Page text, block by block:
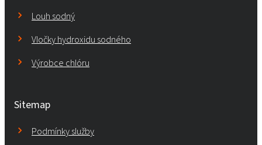
Louh sodný
Vločky hydroxidu sodného
Výrobce chlóru
Sitemap
Podmínky služby